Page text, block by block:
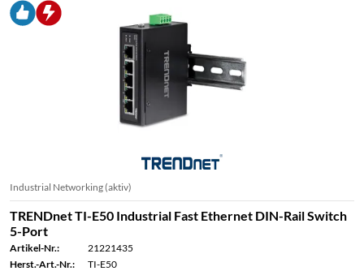
Industrial Networking (aktiv)
TRENDnet TI-E50 Industrial Fast Ethernet DIN-Rail Switch
5-Port
Artikel-Nr.:
21221435
Herst.-Art.-Nr.:
TI-E50